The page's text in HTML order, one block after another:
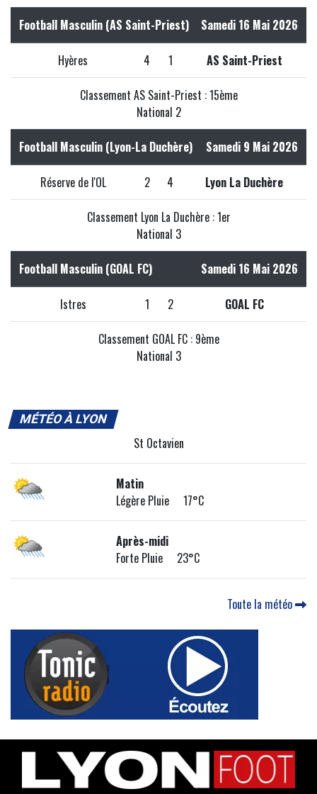
Football Masculin (AS Saint-Priest) Samedi 16 Mai 2026
Hyères 4 1 AS Saint-Priest
Classement AS Saint-Priest : 15ème
National 2
Football Masculin (Lyon-La Duchère) Samedi 9 Mai 2026
Réserve de l'OL 2 4 Lyon La Duchère
Classement Lyon La Duchère : 1er
National 3
Football Masculin (GOAL FC) Samedi 16 Mai 2026
Istres 1 2 GOAL FC
Classement GOAL FC : 9ème
National 3
MÉTÉO À LYON
St Octavien
Matin
Légère Pluie 17°C
Après-midi
Forte Pluie 23°C
Toute la météo